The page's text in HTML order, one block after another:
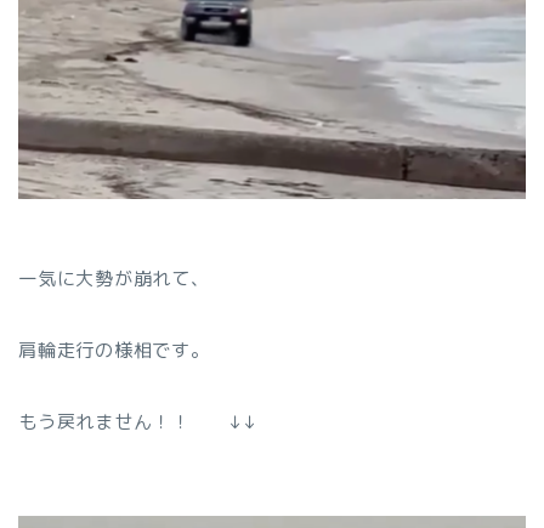
一気に大勢が崩れて、
肩輪走行の様相です。
もう戻れません！！ ↓↓